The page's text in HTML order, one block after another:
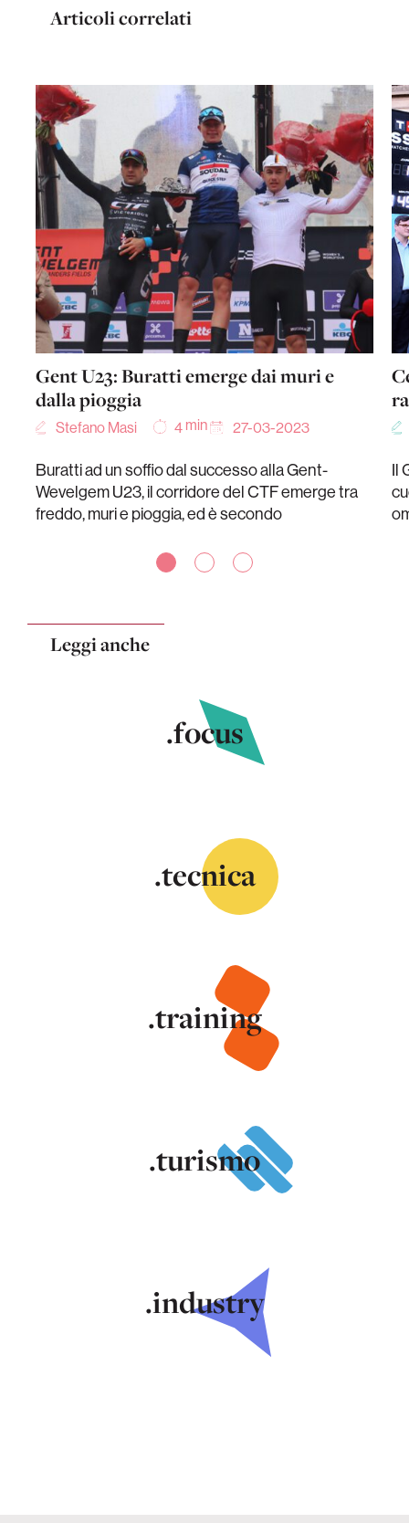
Articoli correlati
Gent U23: Buratti emerge dai muri e
dalla pioggia
Stefano Masi 4 min 27-03-2023
Buratti ad un soffio dal successo alla Gent-
Wevelgem U23, il corridore del CTF emerge tra
freddo, muri e pioggia, ed è secondo
Il
Leggi anche
.focus
.tecnica
.training
.turismo
.industry